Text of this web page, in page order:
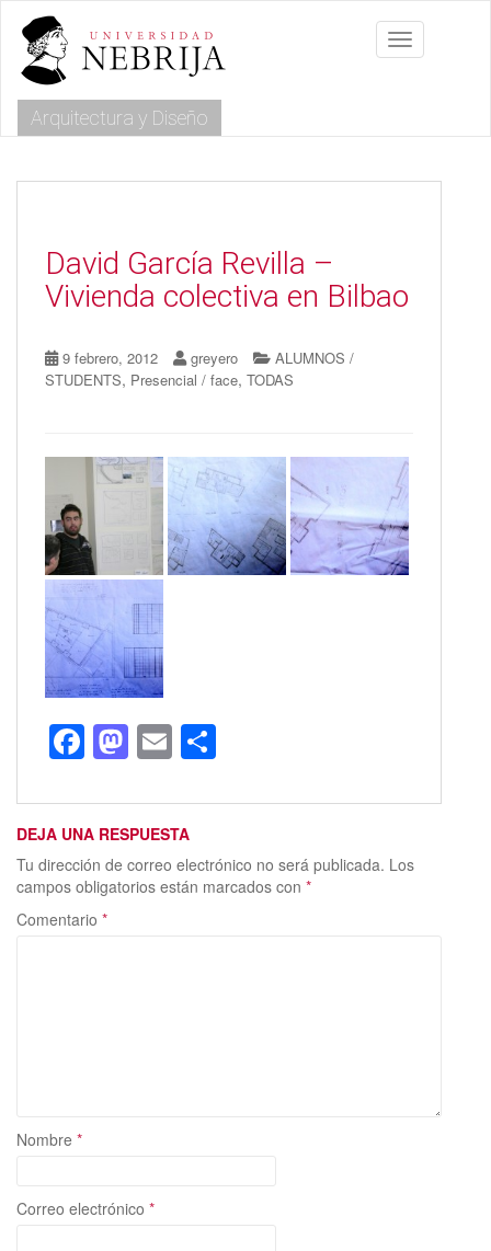
m
Toggle
Arquitectura y Diseño
David García Revilla –
Vivienda colectiva en Bilbao
9 febrero, 2012 greyero
ALUMNOS /
STUDENTS, Presencial / face, TODAS
F
e
b
o
o
M
to
d
o
E
ai
l
m
p
ar
DEJA UNA RESPUESTA
Tu dirección de correo electrónico no será publicada. Los
campos obligatorios están marcados con *
Comentario *
Nombre *
Correo electrónico *